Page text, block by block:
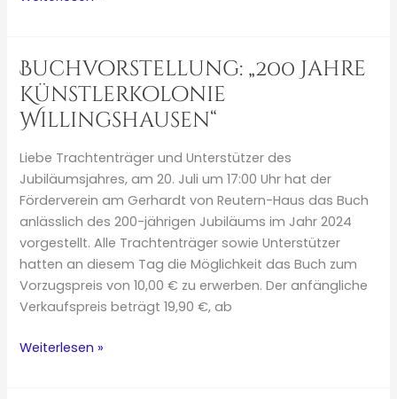
Recording
Workshop
Buchvorstellung: „200 Jahre
Künstlerkolonie
Willingshausen“
Liebe Trachtenträger und Unterstützer des
Jubiläumsjahres, am 20. Juli um 17:00 Uhr hat der
Förderverein am Gerhardt von Reutern-Haus das Buch
anlässlich des 200-jährigen Jubiläums im Jahr 2024
vorgestellt. Alle Trachtenträger sowie Unterstützer
hatten an diesem Tag die Möglichkeit das Buch zum
Vorzugspreis von 10,00 € zu erwerben. Der anfängliche
Verkaufspreis beträgt 19,90 €, ab
Buchvorstellung:
Weiterlesen »